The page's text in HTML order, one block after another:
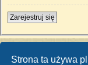
Strona ta używa
Zarejestruj się